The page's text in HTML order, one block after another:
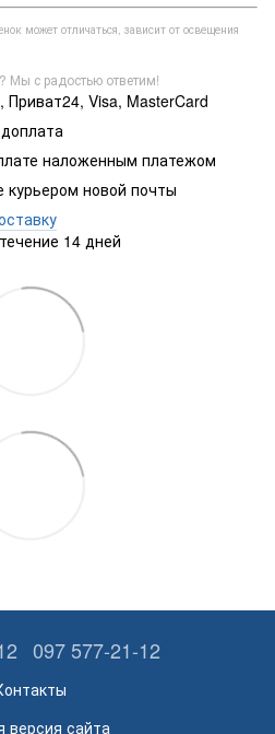
может отличаться, зависит от освещения
Мы с радостью ответим!
Visa, MasterCard
наложенным платежом
курьером новой почты
14 дней
097 577-21-12
версия сайта